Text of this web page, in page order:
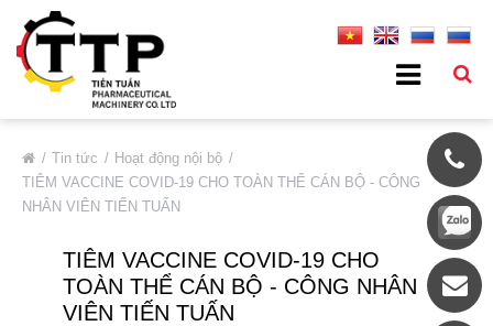
Tin tức
Hoạt động nội bộ
TIÊM VACCINE COVID-19 CHO TOÀN THỂ CÁN BỘ - CÔNG
NHÂN VIÊN TIẾN TUẤN
TIÊM VACCINE COVID-19 CHO
TOÀN THỂ CÁN BỘ - CÔNG NHÂN
VIÊN TIẾN TUẤN
VỀ CHÚNG TÔI
Giới Thiệu Chung
Đối Tác Tiêu Biểu
Thị Trường